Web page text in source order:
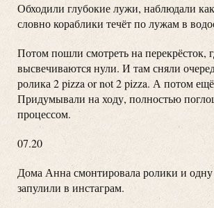
Обходили глубокие лужи, наблюдали
словно кораблики течёт по лужам в
Потом пошли смотреть на перекрёсток,
высвечиваются нули. И там сняли
ролика 2 pizza or not 2 pizza. А потом
Придумывали на ходу, полностью
процессом.
07.20
Дома Анна смонтировала ролики и
запулили в инстаграм.